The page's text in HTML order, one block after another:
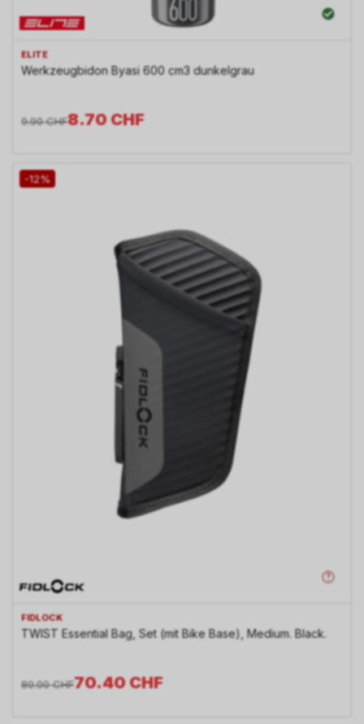
ELITE
Werkzeugbidon Byasi 600 cm3 dunkelgrau
8.70CHF
9.90 CHF
-12%
FIDLOCK
TWIST Essential Bag, Set (mit Bike Base), Medium. Black.
70.40CHF
80.00 CHF